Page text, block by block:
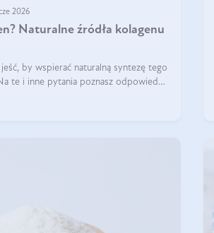
2026
Naturalne źródła kolagenu
by wspierać naturalną syntezę tego
te i inne pytania poznasz odpowiedź